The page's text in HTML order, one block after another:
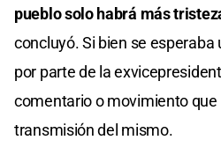
pueblo solo habrá más
concluyó. Si bien se
por parte de la
comentario o movimiento que
transmisión del mismo.